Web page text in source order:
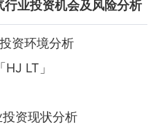
行业投资机会及风险分析
资环境分析
LT」
资现状分析